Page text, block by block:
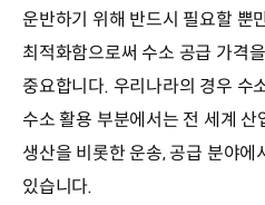
운반하기 위해 반드시 필요할 뿐
최적화함으로써 수소 공급 가격
중요합니다. 우리나라의 경우 수
수소 활용 부분에서는 전 세계 산
생산을 비롯한 운송, 공급 분야에
있습니다.